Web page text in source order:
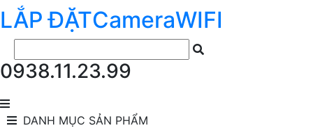
LẮP ĐẶTCameraWIFI
0938.11.23.99
DANH MỤC SẢN PHẨM